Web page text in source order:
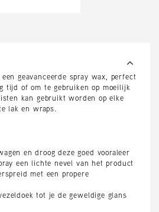
geavanceerde spray wax, perfect
tijd of om te gebruiken op moeilijk
kan gebruikt worden op elke
lak en wraps.
en droog deze goed vooraleer
een lichte nevel van het product
met een propere
tot je de geweldige glans